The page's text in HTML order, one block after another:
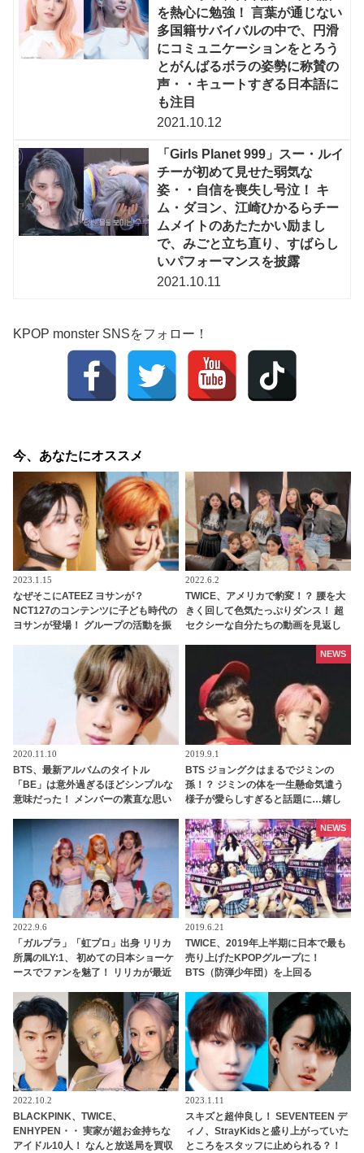
を熱心に勉強！ 言葉が通じない
多国籍サバイバルの中で、円滑
にコミュニケーションをとろう
とがんばるボラの姿勢に称賛の
声・・キュートすぎる日本語に
も注目
2021.10.12
「Girls Planet 999」スー・ルイ
チーが初めて見せた弱気な
姿・・自信を喪失し号泣！ キ
ム・ダヨン、江崎ひかるらチー
ムメイトのあたたかい励まし
で、みごと立ち直り、すばらし
いパフォーマンスを披露
2021.10.11
KPOP monster SNSをフォロー！
今、あなたにオススメ
2023.1.15
なぜそこにATEEZ ヨサンが？
NCT127のコンテンツに子ども時代の
ヨサンが登場！ グループの活動を振
ニングにファン大爆笑
2022.6.2
TWICE、アメリカで豹変！？ 腰を大
きく回して色気たっぷりダンス！ 超
セクシーな自分たちの動画を見返し
2020.11.10
BTS、最新アルバムのタイトル
「BE」は意外過ぎるほどシンプルな
意味だった！ メンバーの素直な思い
をジンが明かす
2019.9.1
BTS ジョングクはまるでジミンの
孫！？ ジミンの体を一生懸命気遣う
様子が愛らしすぎると話題に…嬉し
ングクの優しさに感動
NEWS
2022.9.6
「ガルプラ」「虹プロ」出身 リリカ
所属のILY:1、 初めての日本ショーケ
ースでファンを魅了！ リリカが最近
爆笑必至の日本語とは・・？ 思わず
ウルっとくるメンバー愛あふれる感
動秘話も大告白
2019.6.21
TWICE、2019年上半期に日本で最も
売り上げたKPOPグループに！
BTS（防弾少年団）を上回る
NEWS
2022.10.2
BLACKPINK、TWICE、
ENHYPEN・・ 実家が超お金持ちな
アイドル10人！ なんと放送局を買収
2023.1.11
スキズと超仲良し！ SEVENTEEN デ
ィノ、StrayKidsと盛り上がっていた
ところをスタッフに止められる？！